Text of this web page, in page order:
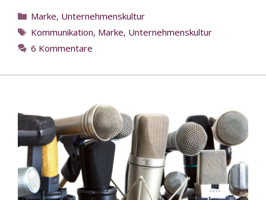
Kategorien
Marke, Unternehmenskultur
Schlagwörter
Kommunikation, Marke, Unternehmenskultur
6 Kommentare